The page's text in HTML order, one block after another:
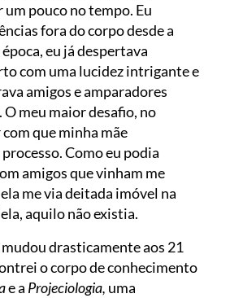
pouco no tempo. Eu
fora do corpo desde a
eu já despertava
com uma lucidez intrigante e
amigos e amparadores
meu maior desafio, no
que minha mãe
Como eu podia
amigos que vinham me
me via deitada imóvel na
aquilo não existia.
drasticamente aos 21
o corpo de conhecimento
e a Projeciologia, uma